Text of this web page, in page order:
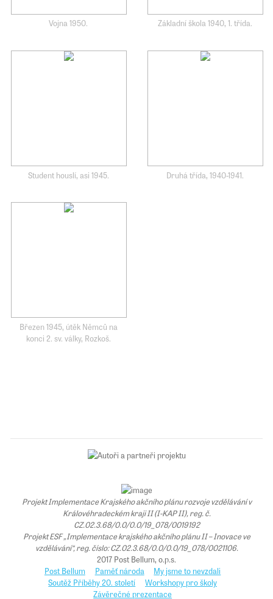
Vojna 1950. Základní škola 1940, 1. třída.
Student houslí, asi 1945. Druhá třída, 1940-1941.
Březen 1945, útěk Němců na
konci 2. sv. války, Rozkoš.
Projekt Implementace Krajského akčního plánu rozvoje vzdělávání v
Královéhradeckém kraji II (I-KAP II), reg. č.
CZ.02.3.68/0.0/0.0/19_078/0019192
Projekt ESF „Implementace krajského akčního plánu II – Inovace ve
vzdělávání“, reg. číslo: CZ.02.3.68/0.0/0.0/19_078/0021106.
2017 Post Bellum, o.p.s.
Post Bellum
Paměť národa
My jsme to nevzdali
Soutěž Příběhy 20. století
Workshopy pro školy
Závěrečné prezentace